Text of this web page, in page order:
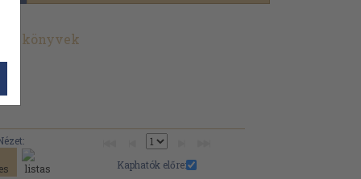
könyvek
Kaphatók előre: